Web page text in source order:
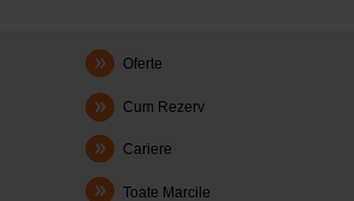
Oferte
Cum Rezerv
Cariere
Toate Marcile